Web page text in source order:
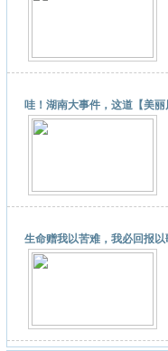
哇！湖南大事件，这道【美
生命赠我以苦难，我必回报以